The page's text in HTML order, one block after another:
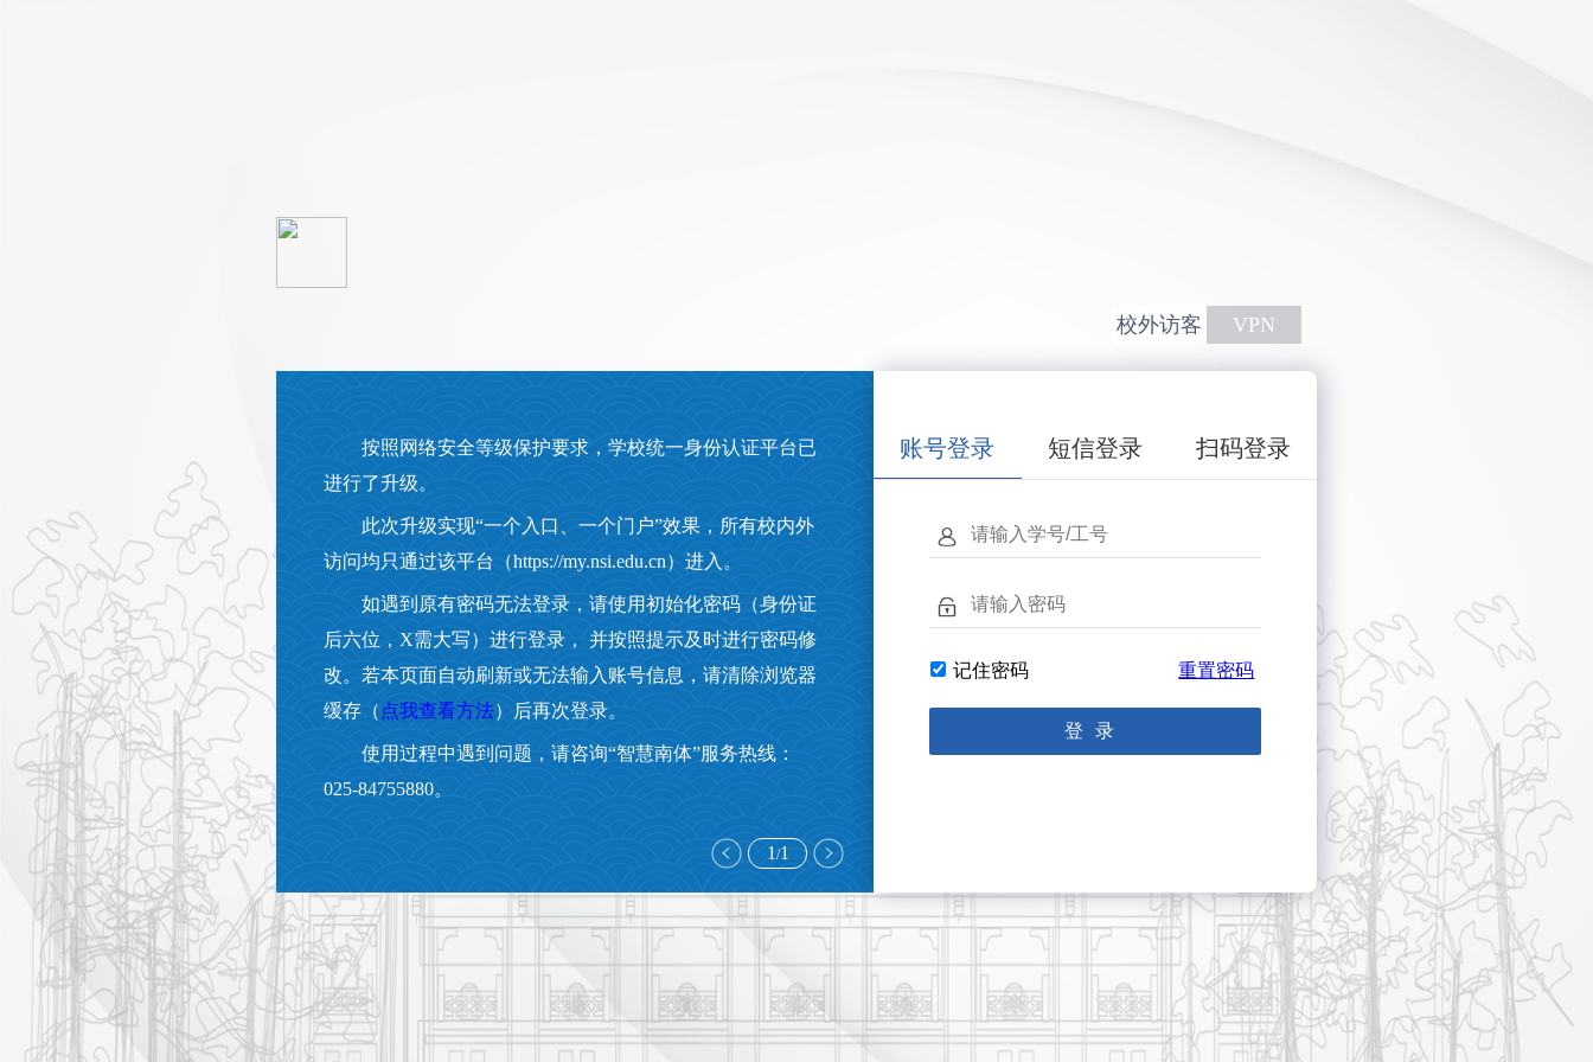
校外访客 VPN
按照网络安全等级保护要求，学校统一身份认证平台已
进行了升级。
此次升级实现“一个入口、一个门户”效果，所有校内外
访问均只通过该平台（https://my.nsi.edu.cn）进入。
如遇到原有密码无法登录，请使用初始化密码（身份证
后六位，X需大写）进行登录， 并按照提示及时进行密码修
改。若本页面自动刷新或无法输入账号信息，请清除浏览器
缓存（ 点我查看方法）后再次登录。
使用过程中遇到问题，请咨询“智慧南体”服务热线：
025-84755880。
1 /1
账号登录 短信登录 扫码登录
记住密码 重置密码
登录